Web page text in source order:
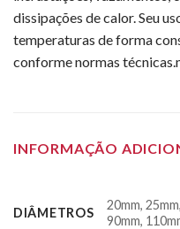
dissipações de calor. Seu
temperaturas de forma
conforme normas
INFORMAÇÃO
DIÂMETROS
20mm,
90mm,